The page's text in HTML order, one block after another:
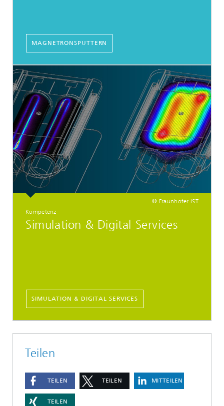
MAGNETRONSPUTTERN
© Fraunhofer IST
Kompetenz
Simulation & Digital Services
SIMULATION & DIGITAL SERVICES
Teilen
TEILEN TEILEN MITTEILEN
TEILEN